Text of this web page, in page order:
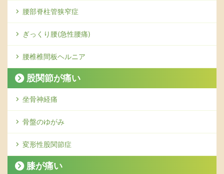
腰部脊柱管狭窄症
ぎっくり腰(急性腰痛)
腰椎椎間板ヘルニア
股関節が痛い
坐骨神経痛
骨盤のゆがみ
変形性股関節症
膝が痛い